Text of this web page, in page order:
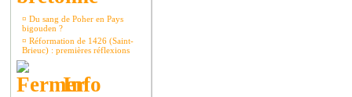
¤ Du sang de Poher en Pays
bigouden ?
¤ Réformation de 1426 (Saint-
Brieuc) : premières réflexions
Info